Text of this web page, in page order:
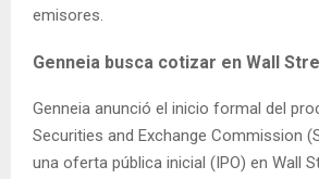
emisores.
Genneia busca cotizar en Wall
Genneia anunció el inicio formal del
Securities and Exchange Commission
una oferta pública inicial (IPO) en Wall